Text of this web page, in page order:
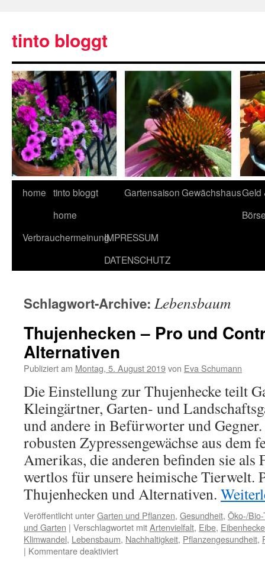
tinto bloggt
home tinto bloggt
home
GartensaisonGewächshausGeld
VerbrauchermeinungIMPRESSUM
DATENSCHUTZ
Schlagwort-Archive: Lebensbaum
Thujenhecken – Pro und
Alternativen
Publiziert am Montag, 5. August 2019von Eva Schumann
Die Einstellung zur Thujenhecke teilt
Kleingärtner, Garten- und
und andere in Befürworter und
robusten Zypressengewächse aus dem
Amerikas, die anderen befinden sie als
wertlos für unsere heimische Tierwelt.
Thujenhecken und Alternativen.
Veröffentlicht unterGarten und Pflanzen, Gesundheit, Öko-/
und Garten | Verschlagwortet mitArtenvielfalt, Eibe, Eibenhecke
Klimwandel, Lebensbaum, Nachhaltigkeit, Pflanzengesundheit,
| Kommentare deaktiviert